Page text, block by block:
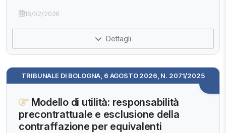
16/02/2026
Dettagli
TRIBUNALE DI BOLOGNA, 6 AGOSTO 2026, N. 2071/2025
Modello di utilità: responsabilità
precontrattuale e esclusione della
contraffazione per equivalenti